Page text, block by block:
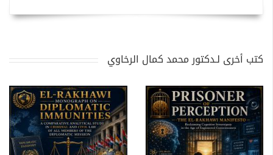
كتب أخرى لـدكتور محمد كمال الرخاوي